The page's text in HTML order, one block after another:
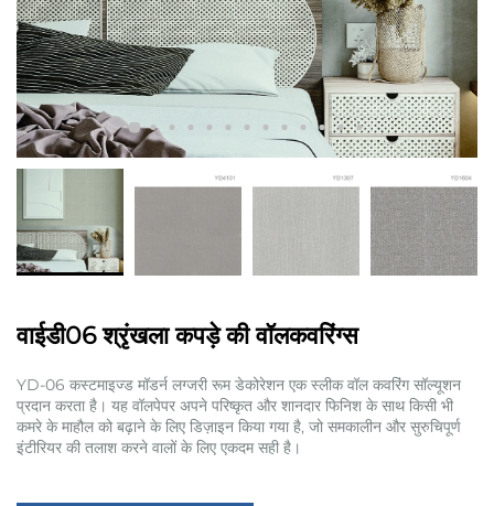
वाईडी06 श्रृंखला कपड़े की वॉलकवरिंग्स
YD-06 कस्टमाइज्ड मॉडर्न लग्जरी रूम डेकोरेशन एक स्लीक वॉल कवरिंग सॉल्यूशन
प्रदान करता है। यह वॉलपेपर अपने परिष्कृत और शानदार फिनिश के साथ किसी भी
कमरे के माहौल को बढ़ाने के लिए डिज़ाइन किया गया है, जो समकालीन और सुरुचिपूर्ण
इंटीरियर की तलाश करने वालों के लिए एकदम सही है।